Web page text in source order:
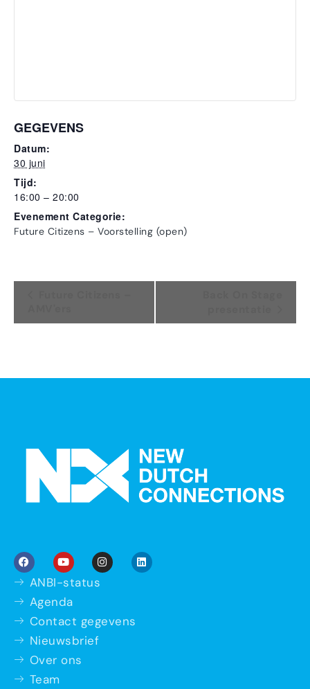
GEGEVENS
Datum:
30 juni
Tijd:
16:00 – 20:00
Evenement Categorie:
Future Citizens – Voorstelling (open)
Navigatie
ANBI-status
Agenda
Contact gegevens
Nieuwsbrief
Over ons
Team